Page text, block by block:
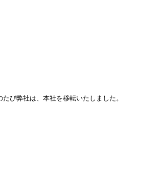
たび弊社は、本社を移転いたしました。